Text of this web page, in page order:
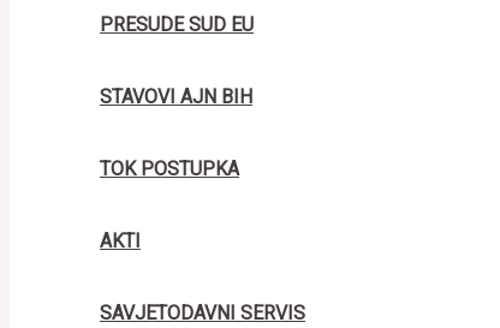
PRESUDE SUD EU
STAVOVI AJN BIH
TOK POSTUPKA
AKTI
SAVJETODAVNI SERVIS